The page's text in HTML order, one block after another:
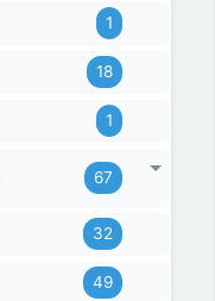
1
18
1
67
32
49